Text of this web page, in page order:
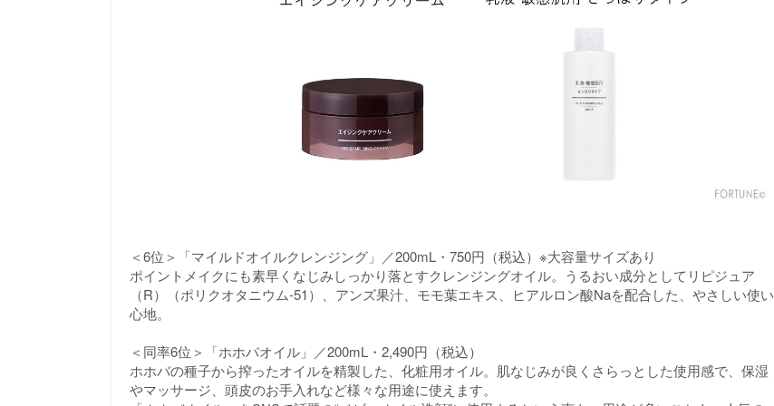
＜6位＞「マイルドオイルクレンジング」／200mL・750円（税込）※大容量サイズあり
ポイントメイクにも素早くなじみしっかり落とすクレンジングオイル。うるおい成分としてリピジュア
（R）（ポリクオタニウム-51）、アンズ果汁、モモ葉エキス、ヒアルロン酸Naを配合した、やさしい使い
心地。
＜同率6位＞「ホホバオイル」／200mL・2,490円（税込）
ホホバの種子から搾ったオイルを精製した、化粧用オイル。肌なじみが良くさらっとした使用感で、保湿
やマッサージ、頭皮のお手入れなど様々な用途に使えます。